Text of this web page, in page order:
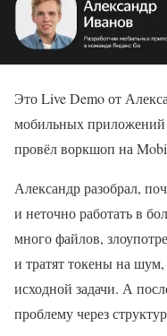
Это Live Demo от
мобильных
провёл воркшоп на
Александр разобрал,
и неточно работать в
много файлов,
и тратят токены на шум,
исходной задачи. А
проблему через